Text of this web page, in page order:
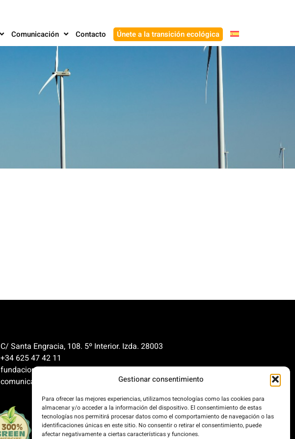
Gestionar consentimiento
Para ofrecer las mejores experiencias, utilizamos tecnologías como las cookies para
almacenar y/o acceder a la información del dispositivo. El consentimiento de estas
tecnologías nos permitirá procesar datos como el comportamiento de navegación o las
identificaciones únicas en este sitio. No consentir o retirar el consentimiento, puede
afectar negativamente a ciertas características y funciones.
Comunicación Contacto Únete a la transición ecológica
C/ Santa Engracia, 108. 5º Interior. Izda. 28003
+34 625 47 42 11
fundacion@fundacionrenovables.org
comunicacion@fundacionrenovables.org
Compensamos la huella de carbono en un
300%. Web 100% impulsada por energías
renovables.